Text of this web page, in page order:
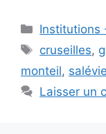
Catégories
Institutions
Étiquettes
cruseilles,
monteil,
Laisser un